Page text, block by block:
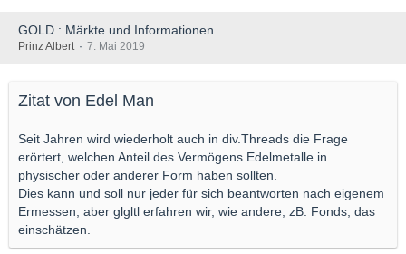
GOLD : Märkte und Informationen
Prinz Albert 7. Mai 2019
Zitat von Edel Man
Seit Jahren wird wiederholt auch in div.Threads die Frage
erörtert, welchen Anteil des Vermögens Edelmetalle in
physischer oder anderer Form haben sollten.
Dies kann und soll nur jeder für sich beantworten nach eigenem
Ermessen, aber glgltl erfahren wir, wie andere, zB. Fonds, das
einschätzen.